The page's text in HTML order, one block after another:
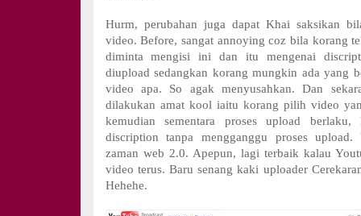
Hurm, perubahan juga dapat Khai saksikan
video.Before, sangat annoying coz bila korang
diminta mengisi ini dan itu mengenai
diupload sedangkan korang mungkin ada yang
video apa. So agak menyusahkan. Dan
dilakukan amat kool iaitu korang pilih video
kemudian sementara proses upload
discription tanpa mengganggu proses
zaman web 2.0. Apepun, lagi terbaik kalau
video terus. Baru senang kaki uploader
Hehehe.